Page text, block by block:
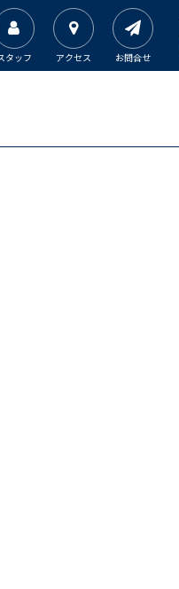
タッフ アクセス お問合せ